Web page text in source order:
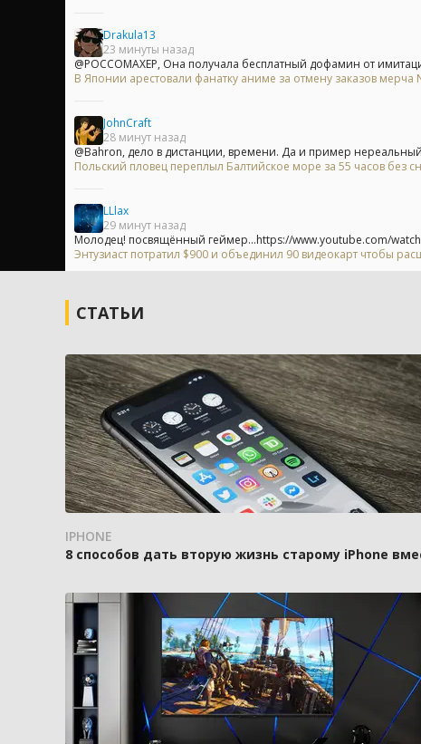
Drakula13
23 минуты назад
@POCCOMAXEP, Она получала бесплатный дофамин от
В Японии арестовали фанатку аниме за отмену заказов
JohnCraft
28 минут назад
@Bahron, дело в дистанции, времени. Да и пример
Польский пловец переплыл Балтийское море за 55 часов без
LLlax
29 минут назад
Молодец! посвящённый геймер...https://www.youtube.com/
Энтузиаст потратил $900 и объединил 90 видеокарт чтобы
СТАТЬИ
IPHONE
8 способов дать вторую жизнь старому iPhone